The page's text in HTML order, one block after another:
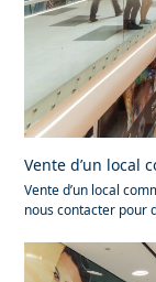
Vente d’un local
Vente d’un local
nous contacter pour